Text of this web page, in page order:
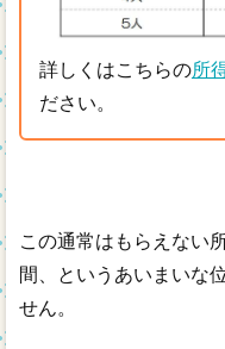
詳しくはこちらの所
ださい。
この通常はもらえない
間、というあいまいな
せん。